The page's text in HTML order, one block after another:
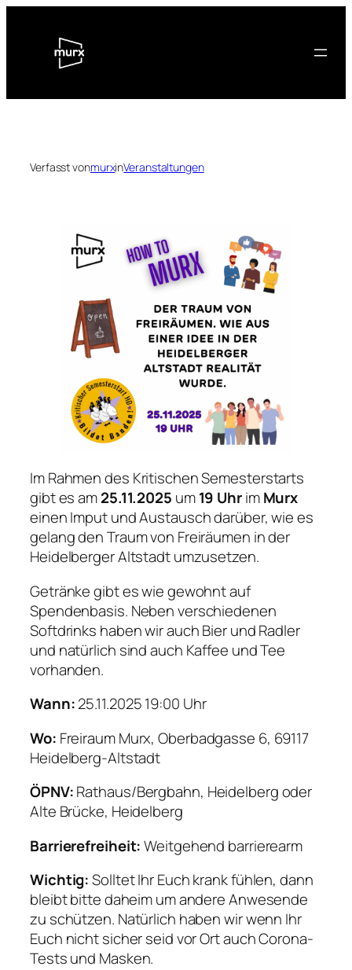
springen
Verfasst vonmurxinVeranstaltungen
Im Rahmen des Kritischen Semesterstarts
gibt es am25.11.2025 um19 UhrimMurx
einen Imput und Austausch darüber, wie es
gelang den Traum von Freiräumen in der
Heidelberger Altstadt umzusetzen.
Getränke gibt es wie gewohnt auf
Spendenbasis. Neben verschiedenen
Softdrinks haben wir auch Bier und Radler
und natürlich sind auch Kaffee und Tee
vorhanden.
Wann:25.11.2025 19:00 Uhr
Wo: Freiraum Murx, Oberbadgasse 6, 69117
Heidelberg-Altstadt
ÖPNV:Rathaus/Bergbahn, Heidelberg oder
Alte Brücke, Heidelberg
Barrierefreiheit:Weitgehend barrierearm
Wichtig:Solltet Ihr Euch krank fühlen, dann
bleibt bitte daheim um andere Anwesende
zu schützen. Natürlich haben wir wenn Ihr
Euch nicht sicher seid vor Ort auch Corona-
Tests und Masken.